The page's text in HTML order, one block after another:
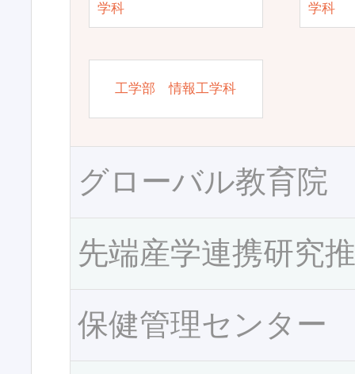
学科
学科
工学部 情報工学科
グローバル教育院
先端産学連携研究
保健管理センター